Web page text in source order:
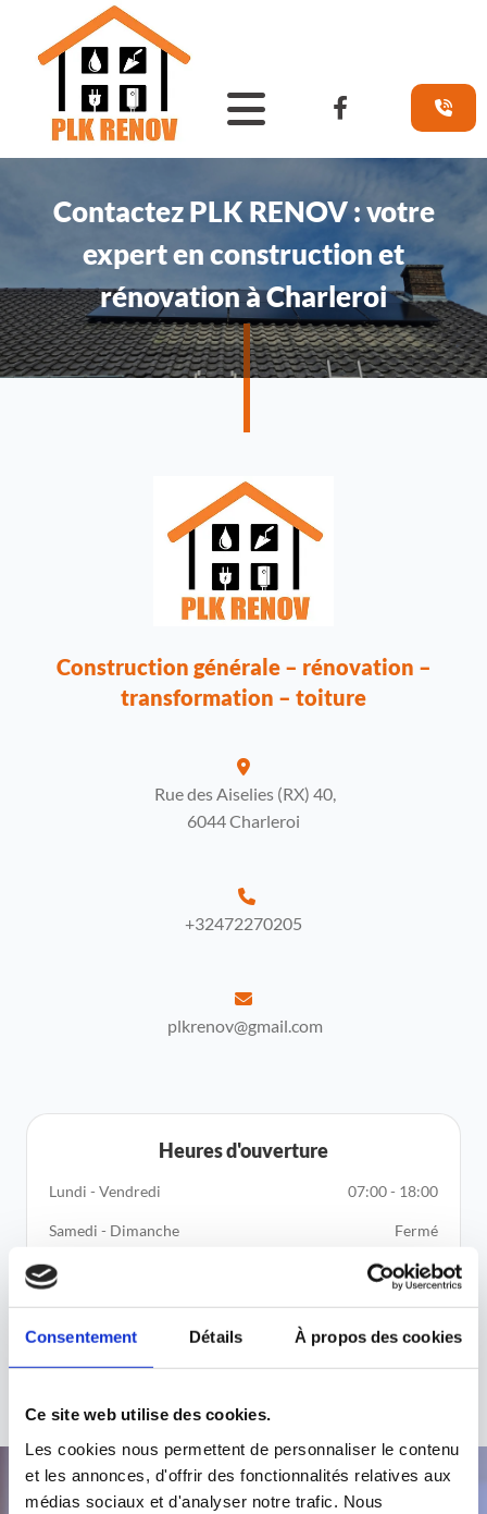
Consentement Détails À propos des cookies
Ce site web utilise des cookies.
Les cookies nous permettent de personnaliser le contenu
et les annonces, d'offrir des fonctionnalités relatives aux
médias sociaux et d'analyser notre trafic. Nous
Accéder au contenu
Contactez PLK RENOV : votre
expert en construction et
rénovation à Charleroi
Construction générale – rénovation –
transformation – toiture

Rue des Aiselies (RX) 40,
6044 Charleroi

+32472270205

plkrenov@gmail.com
Heures d'ouverture
Lundi - Vendredi 07:00 - 18:00
Samedi - Dimanche Fermé
Posez votre question ici